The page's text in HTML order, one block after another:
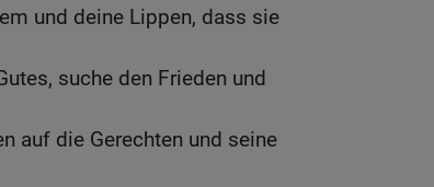
und deine Lippen, dass sie
suche den Frieden und
auf die Gerechten und seine